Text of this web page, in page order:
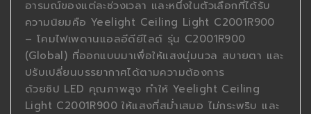
อารมณ์ของแต่ละช่วงเวลา และหนึ่งในตัวเลือกที่ได้รับ
ความนิยมคือ Yeelight Ceiling Light C2001R900
– โคมไฟเพดานแอลอีดียีไลต์ รุ่น C2001R900
(Global) ที่ออกแบบมาเพื่อให้แสงนุ่มนวล สบายตา และ
ปรับเปลี่ยนบรรยากาศได้ตามความต้องการ
ด้วยชิป LED คุณภาพสูง ทำให้ Yeelight Ceiling
Light C2001R900 ให้แสงที่สม่ำเสมอ ไม่กระพริบ และ